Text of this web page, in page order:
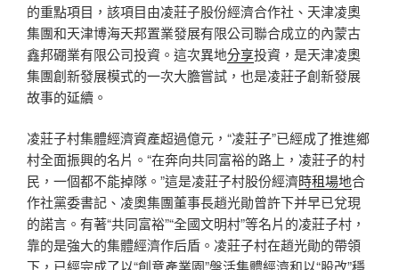
的重點項目，該項目由凌莊子股份經濟合作社、天津凌奧
集團和天津博海天邦置業發展有限公司聯合成立的內蒙古
鑫邦硼業有限公司投資。這次異地分享投資，是天津凌奧
集團創新發展模式的一次大膽嘗試，也是凌莊子創新發展
故事的延續。
凌莊子村集體經濟資產超過億元，“凌莊子”已經成了推進鄉
村全面振興的名片。“在奔向共同富裕的路上，凌莊子的村
民，一個都不能掉隊。”這是凌莊子村股份經濟時租場地合
作社黨委書記、凌奧集團董事長趙光勛曾許下并早已兌現
的諾言。有著“共同富裕”“全國文明村”等名片的凌莊子村，
靠的是強大的集體經濟作后盾。凌莊子村在趙光勛的帶領
下，已經完成了以“創意產業園”盤活集體經濟和以“股改”穩